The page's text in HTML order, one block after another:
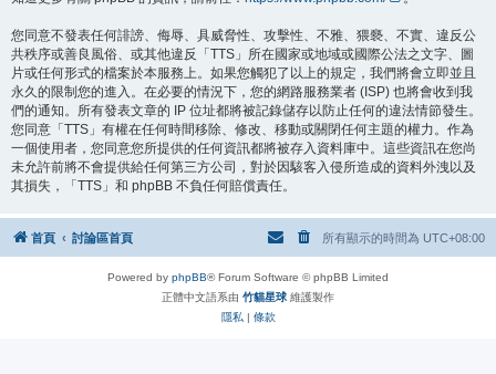
您同意不發表任何誹謗、侮辱、具威脅性、攻擊性、不雅、猥褻、不實、違反公
共秩序或善良風俗、或其他違反「TTS」所在國家或地域或國際公法之文字、圖
片或任何形式的檔案於本服務上。如果您觸犯了以上的規定，我們將會立即並且
永久的限制您的進入。在必要的情況下，您的網路服務業者 (ISP) 也將會收到我
們的通知。所有發表文章的 IP 位址都將被記錄儲存以防止任何的違法情節發生。
您同意「TTS」有權在任何時間移除、修改、移動或關閉任何主題的權力。作為
一個使用者，您同意您所提供的任何資訊都將被存入資料庫中。這些資訊在您尚
未允許前將不會提供給任何第三方公司，對於因駭客入侵所造成的資料外洩以及
其損失，「TTS」和 phpBB 不負任何賠償責任。
首頁 討論區首頁 所有顯示的時間為 UTC+08:00
Powered by phpBB® Forum Software © phpBB Limited
正體中文語系由 竹貓星球 維護製作
隱私 | 條款